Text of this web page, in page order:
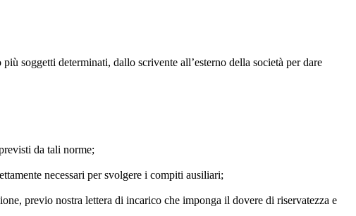
soggetti determinati, dallo scrivente all’esterno della società per dare
da tali norme;
necessari per svolgere i compiti ausiliari;
previo nostra lettera di incarico che imponga il dovere di riservatezza e